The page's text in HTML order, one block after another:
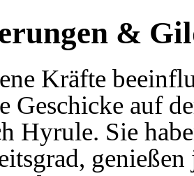
&
Kräfte
Geschicke auf
Hyrule. Sie